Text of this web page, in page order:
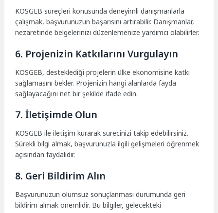
KOSGEB süreçleri konusunda deneyimli danışmanlarla
çalışmak, başvurunuzun başarısını artırabilir. Danışmanlar,
nezaretinde belgelerinizi düzenlemenize yardımcı olabilirler.
6. Projenizin Katkılarını Vurgulayın
KOSGEB, desteklediği projelerin ülke ekonomisine katkı
sağlamasını bekler. Projenizin hangi alanlarda fayda
sağlayacağını net bir şekilde ifade edin.
7. İletişimde Olun
KOSGEB ile iletişim kurarak sürecinizi takip edebilirsiniz.
Sürekli bilgi almak, başvurunuzla ilgili gelişmeleri öğrenmek
açısından faydalıdır.
8. Geri Bildirim Alın
Başvurunuzun olumsuz sonuçlanması durumunda geri
bildirim almak önemlidir. Bu bilgiler, gelecekteki